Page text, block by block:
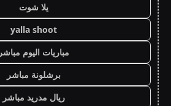
يلا شوت
yalla shoot
مباريات اليوم مباشر
برشلونة مباشر
ريال مدريد مباشر